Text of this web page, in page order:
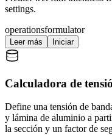
settings.
operationsformulator
Leer más Iniciar
Calculadora de
Define una tensión de
y lámina de aluminio a
la sección y un factor de